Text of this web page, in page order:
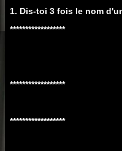
1. Dis-toi 3 fois le nom
******************
******************
******************